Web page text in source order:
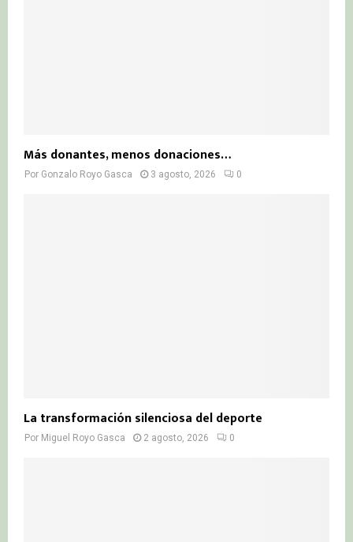
Más donantes, menos donaciones…
Por Gonzalo Royo Gasca 3 agosto, 2026 0
La transformación silenciosa del deporte
Por Miguel Royo Gasca 2 agosto, 2026 0